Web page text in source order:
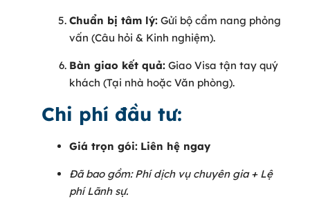
Chuẩn bị tâm lý: Gửi bộ cẩm nang phỏng
vấn (Câu hỏi & Kinh nghiệm).
Bàn giao kết quả: Giao Visa tận tay quý
khách (Tại nhà hoặc Văn phòng).
Chi phí đầu tư:
Giá trọn gói: Liên hệ ngay
Đã bao gồm: Phí dịch vụ chuyên gia + Lệ
phí Lãnh sự.